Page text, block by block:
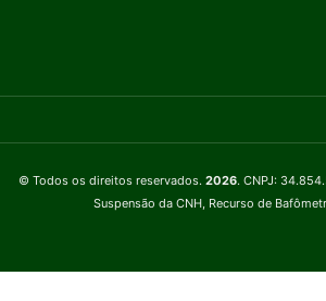
© Todos os direitos reservados. 2026. CNPJ:
Suspensão da CNH, Recurso de